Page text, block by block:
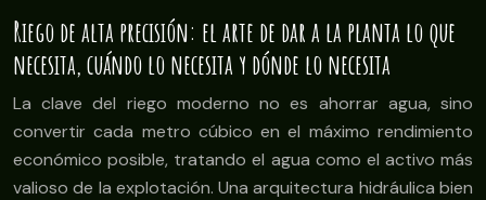
Riego de alta precisión: el arte de dar a la planta lo que
necesita, cuándo lo necesita y dónde lo necesita
La clave del riego moderno no es ahorrar agua, sino
convertir cada metro cúbico en el máximo rendimiento
económico posible, tratando el agua como el activo más
valioso de la explotación. Una arquitectura hidráulica bien